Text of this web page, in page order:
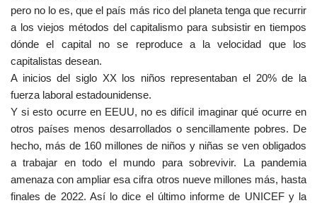
pero no lo es, que el país más rico del planeta tenga que recurrir
a los viejos métodos del capitalismo para subsistir en tiempos
dónde el capital no se reproduce a la velocidad que los
capitalistas desean.
A inicios del siglo XX los niños representaban el 20% de la
fuerza laboral estadounidense.
Y si esto ocurre en EEUU, no es difícil imaginar qué ocurre en
otros países menos desarrollados o sencillamente pobres. De
hecho, más de 160 millones de niños y niñas se ven obligados
a trabajar en todo el mundo para sobrevivir. La pandemia
amenaza con ampliar esa cifra otros nueve millones más, hasta
finales de 2022. Así lo dice el último informe de UNICEF y la